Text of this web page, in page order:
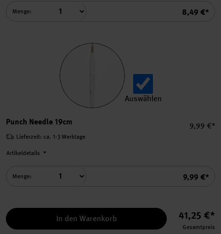
Summe
8,49 €*
Menge:
Auswählen
Punch Needle 19cm
9,99 €*
Summe
9,99 €*
Lieferzeit: ca. 1-3 Werktage
Artikeldetails
Menge:
In den Warenkorb 41,25 €*
Gesamtpreis